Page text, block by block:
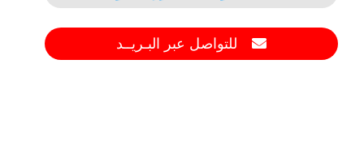
للتواصل عبر البـريــد